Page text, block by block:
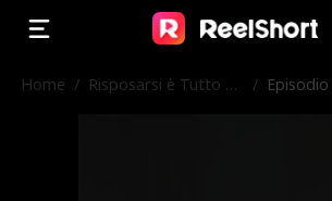
Home / Risposarsi è Tutto Ci
/